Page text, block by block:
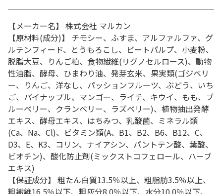
【メーカー名】 株式会社 マルカン
【原材料(成分)】 チモシー、ふすま、アルファルファ、グ
ルテンフィード、とうもろこし、ビートパルプ、小麦粉、
脱脂大豆、りんご粕、食物繊維(リグノセルロース)、動物
性油脂、酵母、ひまわり油、発芽玄米、果実類(ゴジベリ
ー、りんご、洋なし、パッションフルーツ、ぶどう、いち
ご、パイナップル、マンゴー、ライチ、キウイ、もも、ブ
ルーベリー、クランベリー、ラズベリー)、植物抽出発酵
エキス、酵母エキス、はちみつ、乳酸菌、ミネラル類
(Ca、Na、Cl)、ビタミン類(A、B1、B2、B6、B12、C、
D3、E、K3、コリン、ナイアシン、パントテン酸、葉酸、
ビオチン)、酸化防止剤(ミックストコフェロール、ハーブ
エキス)
【保証成分】 粗たん白質13.5％以上、粗脂肪3.5％以上、
粗繊維16.5％以下、粗灰分8.0％以下、水分10.0％以下、